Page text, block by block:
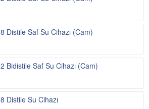
Distile Saf Su Cihazı (Cam)
Bidistile Saf Su Cihazı (Cam)
Distile Su Cihazı